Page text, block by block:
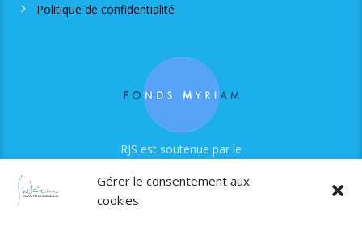
Gérer le consentement aux
cookies
Politique de confidentialité
RJS est soutenue par le